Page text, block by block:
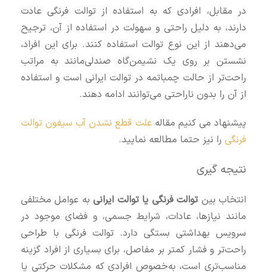
در مقابل، افرادی که به استفاده از توالت فرنگی عادت
دارند، به دلیل راحتی و سهولت در استفاده از آن، ترجیح
می‌دهند از این نوع توالت استفاده کنند. برای این افراد،
نشستن بر روی یک نشیمن‌گاه صندلی‌مانند به مراتب
راحت‌تر از حالت چمباتمه در توالت ایرانی است و استفاده
از آن را بدون ناراحتی می‌توانند ادامه دهند.
پیشنهاد می کنیم مقالهعلت قطع نشدن آب سیفون توالت
فرنگی را نیز حتما مطالعه نمایید.
نتیجه‌ گیری
انتخاب بین توالت فرنگی یا توالت ایرانیبه عوامل مختلفی
مانند نیازها، عادات، شرایط جسمی، و فضای موجود در
سرویس بهداشتی بستگی دارد. توالت فرنگی با طراحی
راحت‌تر و فشار کمتر بر مفاصل، برای بسیاری از افراد گزینه
مناسب‌تری است، به‌خصوص افرادی که مشکلات حرکتی یا